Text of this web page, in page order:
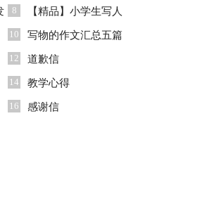
300字五篇
8 【精品】小学生写人
作文400字三篇
10 写物的作文汇总五篇
12 道歉信
14 教学心得
16 感谢信